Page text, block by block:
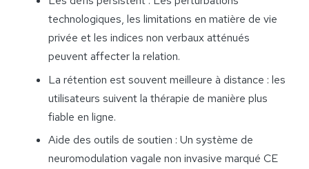
technologiques, les limitations en matière de vie
privée et les indices non verbaux atténués
peuvent affecter la relation.
La rétention est souvent meilleure à distance : les
utilisateurs suivent la thérapie de manière plus
fiable en ligne.
Aide des outils de soutien : Un système de
neuromodulation vagale non invasive marqué CE